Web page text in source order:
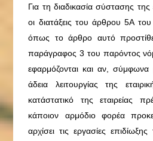
Για τη διαδικασία σύστασης της
οι διατάξεις του άρθρου 5Α
όπως το άρθρο αυτό
παράγραφος 3 του παρόντος
εφαρμόζονται και αν, σύμφωνα
άδεια λειτουργίας της
κατάστατικό της εταιρείας
κάποιον αρμόδιο φορέα
αρχίσει τις εργασίες